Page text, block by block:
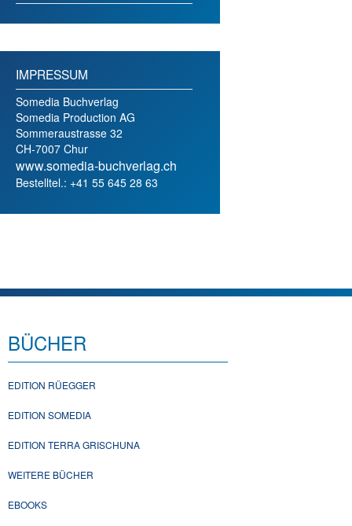
IMPRESSUM
Somedia Buchverlag
Somedia Production AG
Sommeraustrasse 32
CH-7007 Chur
www.somedia-buchverlag.ch
Bestelltel.: +41 55 645 28 63
BÜCHER
EDITION RÜEGGER
EDITION SOMEDIA
EDITION TERRA GRISCHUNA
WEITERE BÜCHER
EBOOKS